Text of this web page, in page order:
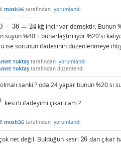
mosh36 tarafından yorumlandı
− 36 = 24
−36=24 kğ incir var demektir. Bunun
suyun %40' ı buharlaştırılıyor %20'si
ise sorunun ifadesinin düzenlenmeye
Toktaş tarafından yorumlandı
Toktaş tarafından düzenlendi
olmalı sanki ? oda 24 yapar bunun %20 si
5kesirli ifadeyimi çıkarıcam ?
mosh36 tarafından yorumlandı
net değil. Bulduğun kesri 26
26 dan çıkar